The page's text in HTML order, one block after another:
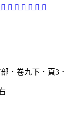
󱰟 󱰔 󱰜 󱰚 󱰛 󱰝 𤈲